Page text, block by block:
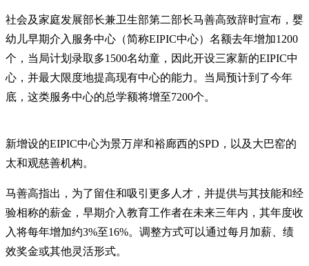
社会及家庭发展部长兼卫生部第二部长马善高致辞时宣布，婴
幼儿早期介入服务中心（简称EIPIC中心）名额去年增加1200
个，当局计划录取多1500名幼童，因此开设三家新的EIPIC中
心，并最大限度地提高现有中心的能力。当局预计到了今年
底，这类服务中心的总学额将增至7200个。
新增设的EIPIC中心为景万岸和裕廊西的SPD，以及大巴窑的
太和观慈善机构。
马善高指出，为了留住和吸引更多人才，并提供与其技能和经
验相称的薪金，早期介入教育工作者在未来三年内，其年度收
入将每年增加约3%至16%。调整方式可以通过每月加薪、绩
效奖金或其他灵活形式。